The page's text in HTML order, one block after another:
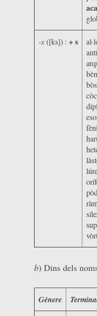
-x([ks]) : + s
b) Dins dels
Gènere